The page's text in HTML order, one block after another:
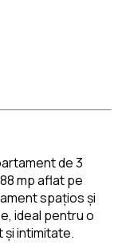
de 3
mp aflat pe
spațios și
ideal pentru o
intimitate.